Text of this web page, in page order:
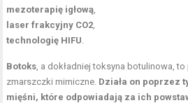
mezoterapię igłową
laser frakcyjny CO2
technologię HIFU
Botoks , a dokładniej toksyna botulinowa,
zmarszczki mimiczne. Działa on poprzez
mięśni, które odpowiadają za ich